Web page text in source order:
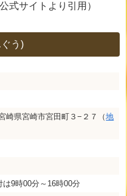
式サイトより引用）
う)
崎県宮崎市宮田町３−２７（地
は9時00分～16時00分